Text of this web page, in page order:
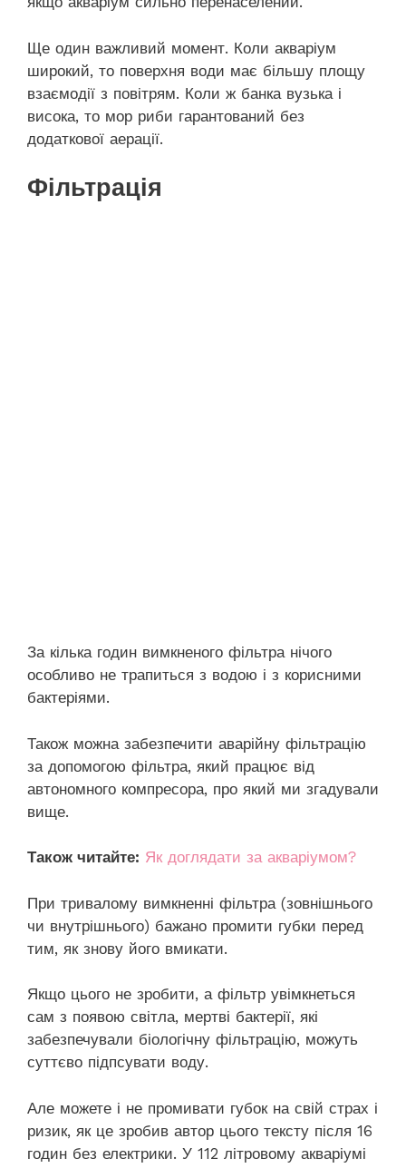
Ще один важливий момент. Коли акваріум
широкий, то поверхня води має більшу площу
взаємодії з повітрям. Коли ж банка вузька і
висока, то мор риби гарантований без
додаткової аерації.
Фільтрація
За кілька годин вимкненого фільтра нічого
особливо не трапиться з водою і з корисними
бактеріями.
Також можна забезпечити аварійну фільтрацію
за допомогою фільтра, який працює від
автономного компресора, про який ми згадували
вище.
Також читайте: Як доглядати за акваріумом?
При тривалому вимкненні фільтра (зовнішнього
чи внутрішнього) бажано промити губки перед
тим, як знову його вмикати.
Якщо цього не зробити, а фільтр увімкнеться
сам з появою світла, мертві бактерії, які
забезпечували біологічну фільтрацію, можуть
суттєво підпсувати воду.
Але можете і не промивати губок на свій страх і
ризик, як це зробив автор цього тексту після 16
годин без електрики. У 112 літровому акваріумі